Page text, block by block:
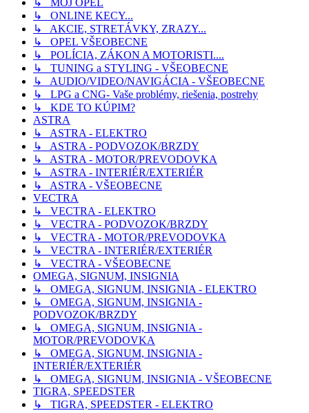
↳ MÔJ OPEL
↳ ONLINE KECY...
↳ AKCIE, STRETÁVKY, ZRAZY...
↳ OPEL VŠEOBECNE
↳ POLÍCIA, ZÁKON A MOTORISTI....
↳ TUNING a STYLING - VŠEOBECNE
↳ AUDIO/VIDEO/NAVIGÁCIA - VŠEOBECNE
↳ LPG a CNG- Vaše problémy, riešenia, postrehy
↳ KDE TO KÚPIM?
ASTRA
↳ ASTRA - ELEKTRO
↳ ASTRA - PODVOZOK/BRZDY
↳ ASTRA - MOTOR/PREVODOVKA
↳ ASTRA - INTERIÉR/EXTERIÉR
↳ ASTRA - VŠEOBECNE
VECTRA
↳ VECTRA - ELEKTRO
↳ VECTRA - PODVOZOK/BRZDY
↳ VECTRA - MOTOR/PREVODOVKA
↳ VECTRA - INTERIÉR/EXTERIÉR
↳ VECTRA - VŠEOBECNE
OMEGA, SIGNUM, INSIGNIA
↳ OMEGA, SIGNUM, INSIGNIA - ELEKTRO
↳ OMEGA, SIGNUM, INSIGNIA -
PODVOZOK/BRZDY
↳ OMEGA, SIGNUM, INSIGNIA -
MOTOR/PREVODOVKA
↳ OMEGA, SIGNUM, INSIGNIA -
INTERIÉR/EXTERIÉR
↳ OMEGA, SIGNUM, INSIGNIA - VŠEOBECNE
TIGRA, SPEEDSTER
↳ TIGRA, SPEEDSTER - ELEKTRO